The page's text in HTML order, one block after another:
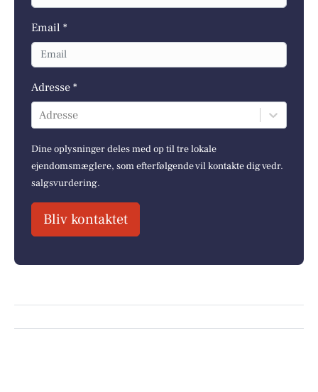
Email *
Adresse *
Adresse
Dine oplysninger deles med op til tre lokale
ejendomsmæglere, som efterfølgende vil kontakte dig vedr.
salgsvurdering.
Bliv kontaktet